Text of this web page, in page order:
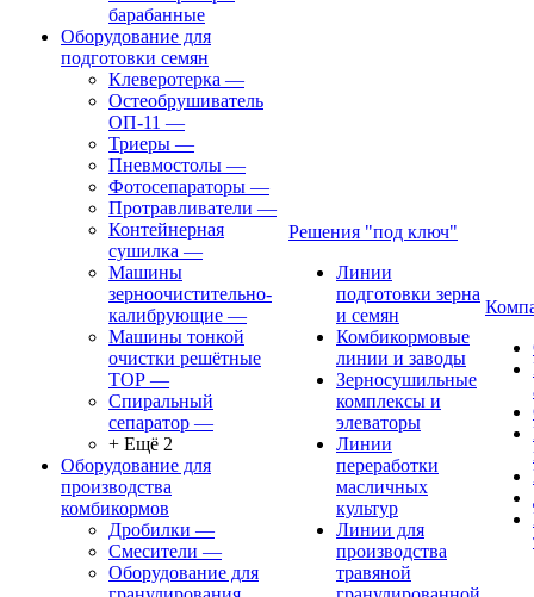
барабанные
Оборудование для
подготовки семян
Клеверотерка —
Остеобрушиватель
ОП-11 —
Триеры —
Пневмостолы —
Фотосепараторы —
Протравливатели —
Контейнерная
сушилка —
Машины
зерноочистительно-
калибрующие —
Машины тонкой
очистки решётные
ТОР —
Спиральный
сепаратор —
+ Ещё 2
Оборудование для
производства
комбикормов
Дробилки —
Смесители —
Оборудование для
Решения "под ключ"
Линии
подготовки зерна
и семян
Комбикормовые
линии и заводы
Зерносушильные
комплексы и
элеваторы
Линии
переработки
масличных
культур
Линии для
производства
травяной